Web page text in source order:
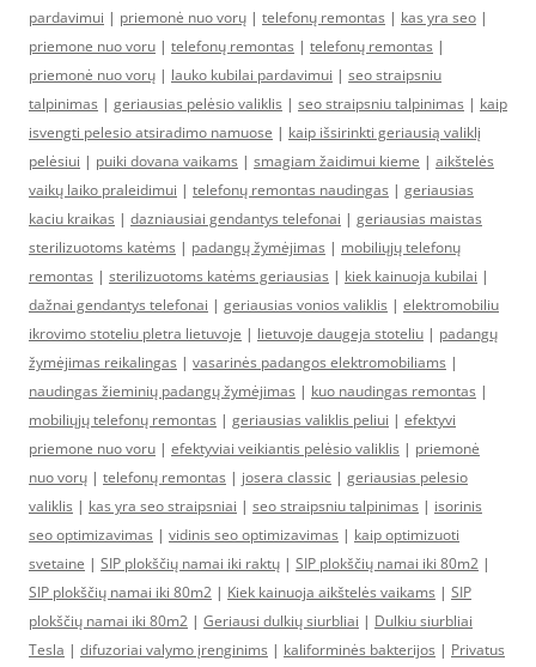
pardavimui | priemonė nuo vorų | telefonų remontas | kas yra seo |
priemone nuo voru | telefonų remontas | telefonų remontas |
priemonė nuo vorų | lauko kubilai pardavimui | seo straipsniu
talpinimas | geriausias pelėsio valiklis | seo straipsniu talpinimas | kaip
isvengti pelesio atsiradimo namuose | kaip išsirinkti geriausią valiklį
pelėsiui | puiki dovana vaikams | smagiam žaidimui kieme | aikštelės
vaikų laiko praleidimui | telefonų remontas naudingas | geriausias
kaciu kraikas | dazniausiai gendantys telefonai | geriausias maistas
sterilizuotoms katėms | padangų žymėjimas | mobiliųjų telefonų
remontas | sterilizuotoms katėms geriausias | kiek kainuoja kubilai |
dažnai gendantys telefonai | geriausias vonios valiklis | elektromobiliu
ikrovimo stoteliu pletra lietuvoje | lietuvoje daugeja stoteliu | padangų
žymėjimas reikalingas | vasarinės padangos elektromobiliams |
naudingas žieminių padangų žymėjimas | kuo naudingas remontas |
mobiliųjų telefonų remontas | geriausias valiklis peliui | efektyvi
priemone nuo voru | efektyviai veikiantis pelėsio valiklis | priemonė
nuo vorų | telefonų remontas | josera classic | geriausias pelesio
valiklis | kas yra seo straipsniai | seo straipsniu talpinimas | isorinis
seo optimizavimas | vidinis seo optimizavimas | kaip optimizuoti
svetaine | SIP plokščių namai iki raktų | SIP plokščių namai iki 80m2 |
SIP plokščių namai iki 80m2 | Kiek kainuoja aikštelės vaikams | SIP
plokščių namai iki 80m2 | Geriausi dulkių siurbliai | Dulkiu siurbliai
Tesla | difuzoriai valymo įrenginims | kaliforminės bakterijos | Privatus